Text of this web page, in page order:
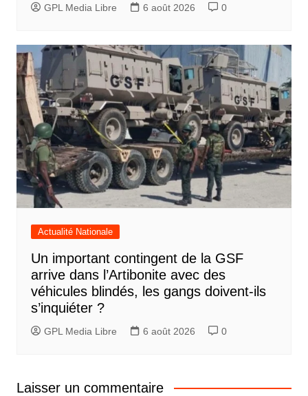
GPL Media Libre 6 août 2026 0
Actualité Nationale
Un important contingent de la GSF
arrive dans l’Artibonite avec des
véhicules blindés, les gangs doivent-ils
s’inquiéter ?
GPL Media Libre 6 août 2026 0
Laisser un commentaire